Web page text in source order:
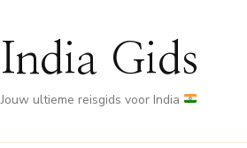
India Gids
Jouw ultieme reisgids voor India